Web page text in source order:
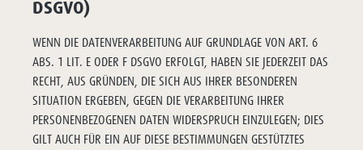
DSGVO)
WENN DIE DATENVERARBEITUNG AUF GRUNDLAGE VON ART. 6
ABS. 1 LIT. E ODER F DSGVO ERFOLGT, HABEN SIE JEDERZEIT DAS
RECHT, AUS GRÜNDEN, DIE SICH AUS IHRER BESONDEREN
SITUATION ERGEBEN, GEGEN DIE VERARBEITUNG IHRER
PERSONENBEZOGENEN DATEN WIDERSPRUCH EINZULEGEN; DIES
GILT AUCH FÜR EIN AUF DIESE BESTIMMUNGEN GESTÜTZTES